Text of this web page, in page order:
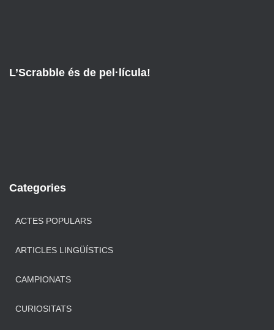
L’Scrabble és de pel·lícula!
Categories
ACTES POPULARS
ARTICLES LINGÜÍSTICS
CAMPIONATS
CURIOSITATS